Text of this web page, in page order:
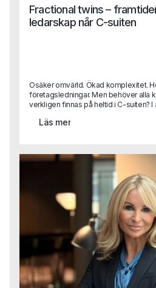
Fractional twins –
ledarskap når C-suiten
Osäker omvärld. Ökad komplexitet.
företagsledningar. Men behöver alla
verkligen finnas på heltid i C-suiten? I
“fractional twinning” vilket handlar om
Läs mer